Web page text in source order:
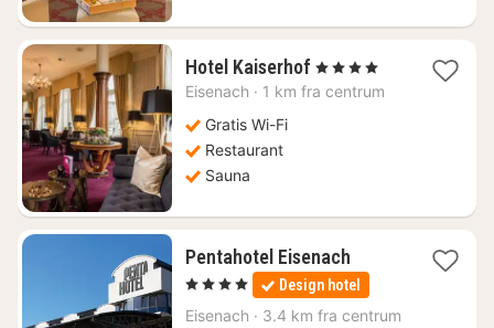
Hotel Kaiserhof 1
nat
, 4 Stjerner
Eisenach · 1 km fra centrum
Gratis Wi-Fi
Restaurant
Sauna
Pentahotel Eisenach1
nat
fra
651
, 4 Stjerner Design hotel
Eisenach · 3.4 km fra centrum